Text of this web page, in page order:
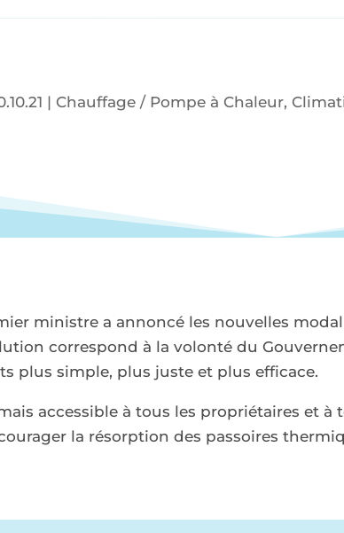
| Chauffage / Pompe à Chaleur,
ministre a annoncé les nouvelles
correspond à la volonté du
plus simple, plus juste et plus efficace.
accessible à tous les propriétaires et
la résorption des passoires